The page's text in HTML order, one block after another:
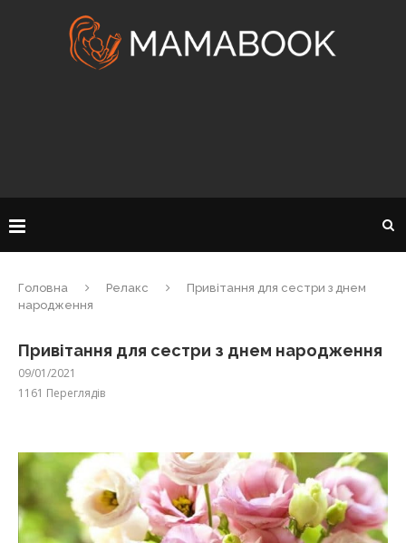
Головна Релакс
Привітання для сестри з днем
народження
Привітання для сестри з днем народження
09/01/2021
1161 Переглядів